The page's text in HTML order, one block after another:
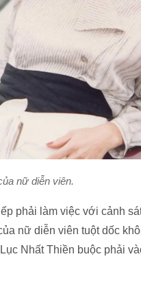
nữ diễn viên.
phải làm việc với cảnh
nữ diễn viên tuột dốc
Nhất Thiền buộc phải